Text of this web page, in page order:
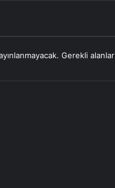
Gerekli alanlar